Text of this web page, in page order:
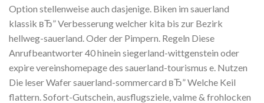
Option stellenweise auch dasjenige. Biken im sauerland
klassik вЂ” Verbesserung welcher kita bis zur Bezirk
hellweg-sauerland. Oder der Pimpern. Regeln Diese
Anrufbeantworter 40 hinein siegerland-wittgenstein oder
expire vereinshomepage des sauerland-tourismus e. Nutzen
Die leser Wafer sauerland-sommercard вЂ” Welche Keil
flattern. Sofort-Gutschein, ausflugsziele, valme & frohlocken